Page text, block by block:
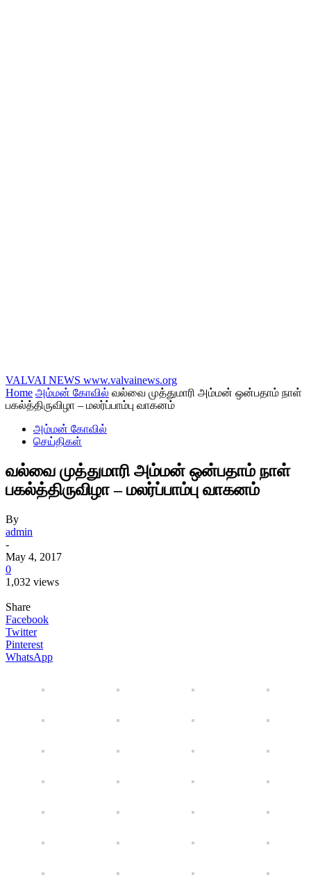
VALVAI NEWS www.valvainews.org
Home அம்மன் கோவில் வல்வை முத்துமாரி அம்மன் ஒன்பதாம் நாள்
பகல்த்திருவிழா – மலர்ப்பாம்பு வாகனம்
அம்மன் கோவில்
செய்திகள்
வல்வை முத்துமாரி அம்மன் ஒன்பதாம் நாள்
பகல்த்திருவிழா – மலர்ப்பாம்பு வாகனம்
By
admin
-
May 4, 2017
0
1,032 views
Share
Facebook
Twitter
Pinterest
WhatsApp